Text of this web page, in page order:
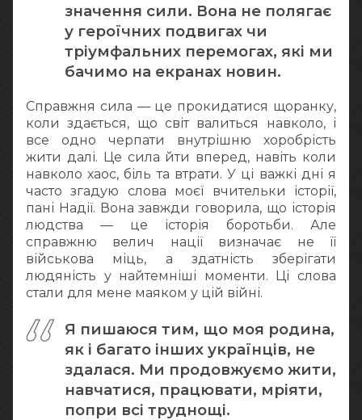
значення сили. Вона не полягає
у героїчних подвигах чи
тріумфальних перемогах, які ми
бачимо на екранах новин.
Справжня сила — це прокидатися щоранку,
коли здається, що світ валиться навколо, і
все одно черпати внутрішню хоробрість
жити далі. Це сила йти вперед, навіть коли
навколо хаос, біль та втрати. У ці важкі дні я
часто згадую слова моєї вчительки історії,
пані Надії. Вона завжди говорила, що історія
людства — це історія боротьби. Але
справжню велич нації визначає не її
військова міць, а здатність зберігати
людяність у найтемніші моменти. Ці слова
стали для мене маяком у цій війні.
Я пишаюся тим, що моя родина,
як і багато інших українців, не
здалася. Ми продовжуємо жити,
навчатися, працювати, мріяти,
попри всі труднощі.